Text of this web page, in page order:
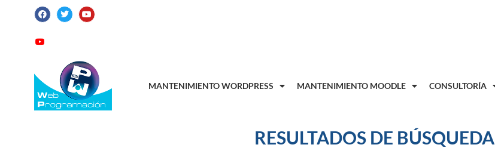
MANTENIMIENTO WORDPRESS MANTENIMIENTO MOODLE CONSULTORÍA
RESULTADOS DE BÚSQUEDA